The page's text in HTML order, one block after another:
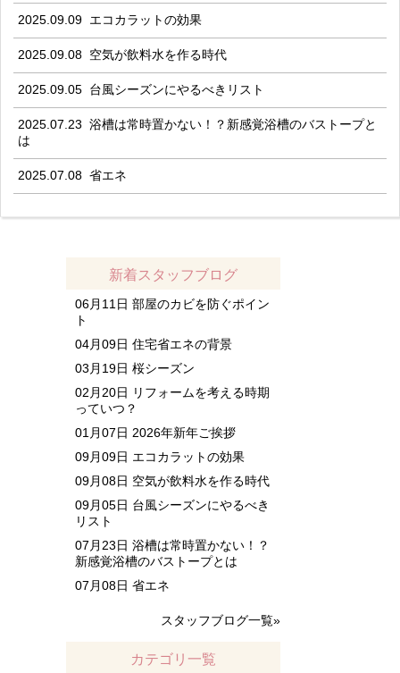
2025.09.09 エコカラットの効果
2025.09.08 空気が飲料水を作る時代
2025.09.05 台風シーズンにやるべきリスト
2025.07.23 浴槽は常時置かない！？新感覚浴槽のバストープと
は
2025.07.08 省エネ
新着スタッフブログ
06月11日 部屋のカビを防ぐポイン
ト
04月09日 住宅省エネの背景
03月19日 桜シーズン
02月20日 リフォームを考える時期
っていつ？
01月07日 2026年新年ご挨拶
09月09日 エコカラットの効果
09月08日 空気が飲料水を作る時代
09月05日 台風シーズンにやるべき
リスト
07月23日 浴槽は常時置かない！？
新感覚浴槽のバストープとは
07月08日 省エネ
スタッフブログ一覧»
カテゴリ一覧